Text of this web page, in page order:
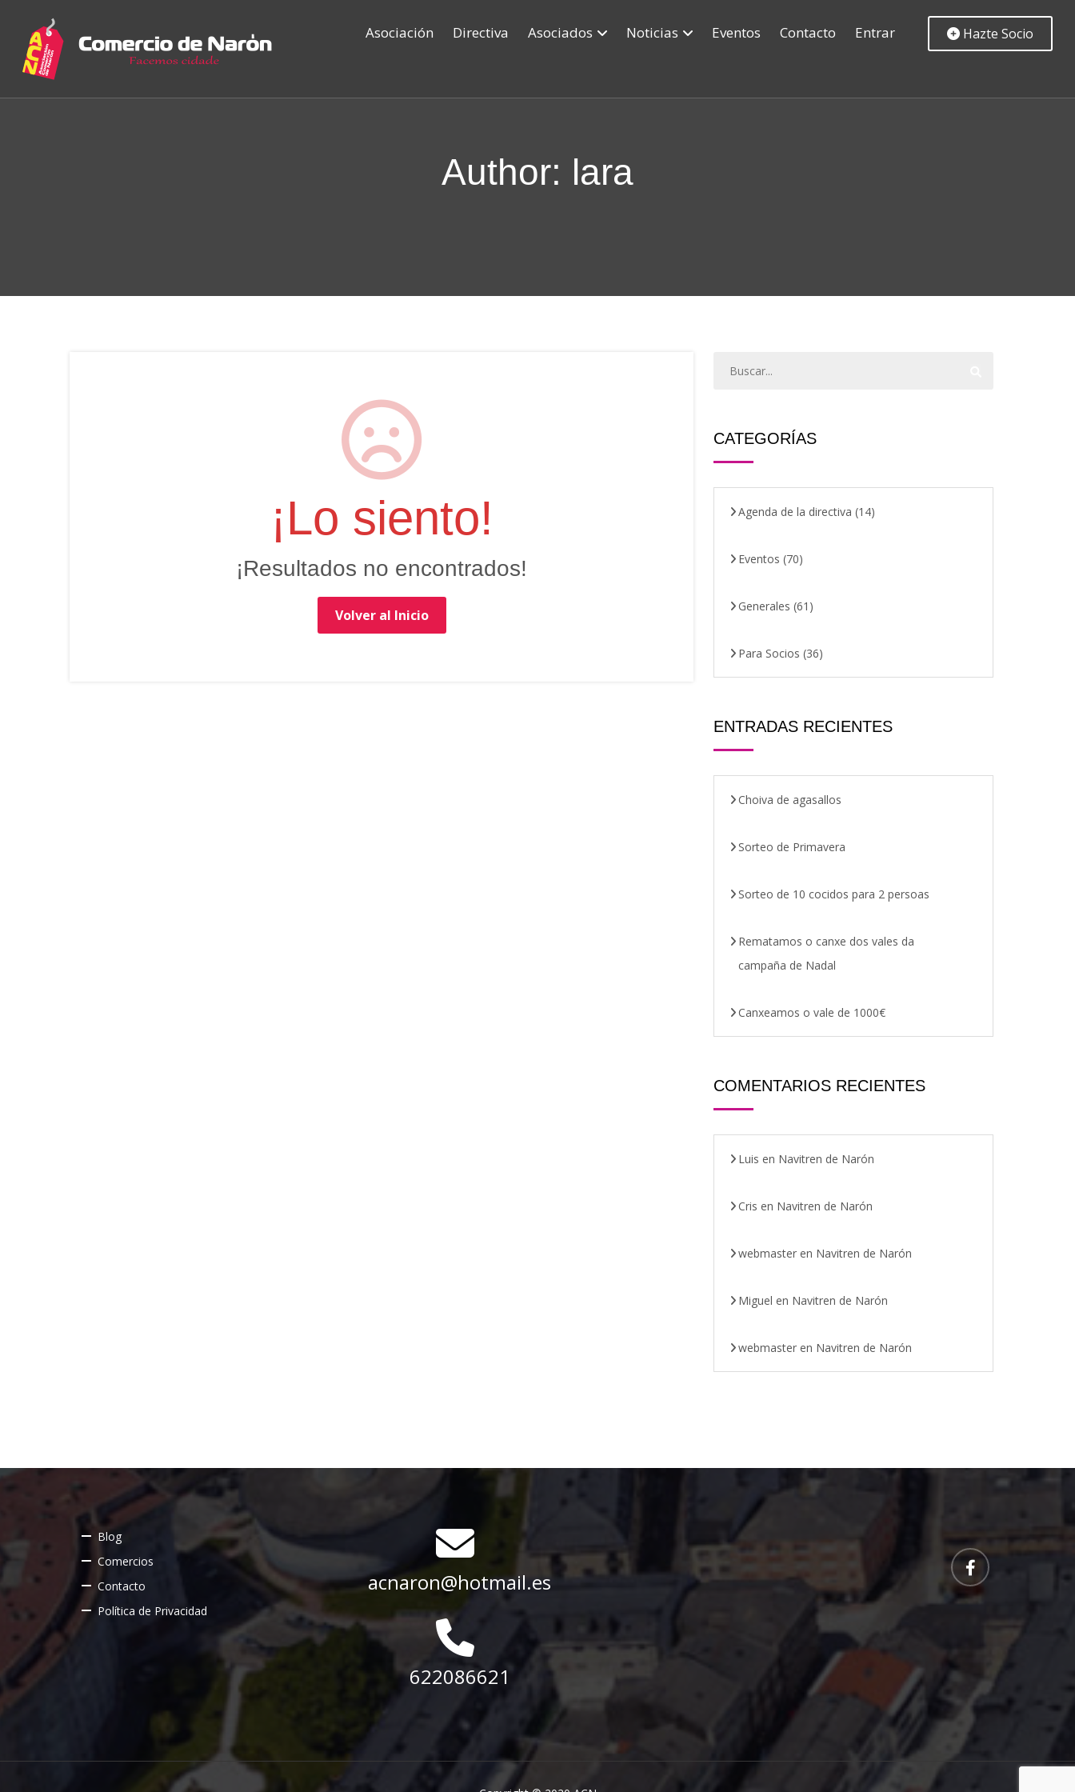
Asociación Directiva Asociados Noticias Eventos Contacto Entrar Hazte Socio
Author: lara
¡Lo siento!
¡Resultados no encontrados!
Volver al Inicio
CATEGORÍAS
Agenda de la directiva (14)
Eventos (70)
Generales (61)
Para Socios (36)
ENTRADAS RECIENTES
Choiva de agasallos
Sorteo de Primavera
Sorteo de 10 cocidos para 2 persoas
Rematamos o canxe dos vales da
campaña de Nadal
Canxeamos o vale de 1000€
COMENTARIOS RECIENTES
Luis en Navitren de Narón
Cris en Navitren de Narón
webmaster en Navitren de Narón
Miguel en Navitren de Narón
webmaster en Navitren de Narón
Blog
Comercios
Contacto
Política de Privacidad
acnaron@hotmail.es
622086621